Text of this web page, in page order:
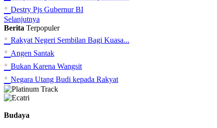
• Destry Pjs Gubernur BI
Selanjutnya
Berita Terpopuler
• Rakyat Negeri Sembilan Bagi Kuasa...
• Angen Santak
• Bukan Karena Wangsit
• Negara Utang Budi kepada Rakyat
Budaya